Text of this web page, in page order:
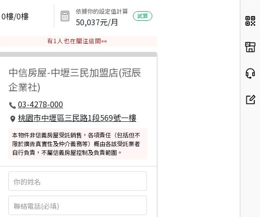
0樓/0樓 依據你的設定值計算
50,037元/月
試算
有1 人也在關注這間👀
中信房屋-中壢三民加盟店(冠辰
企業社)
03-4278-000
桃園市中壢區三民路1段569號一樓
本物件非信義房屋受託銷售，各項責任（包括但不
限於廣告真實性及仲介義務等）概由各該受託業者
自行負責，不屬信義房屋控制及負責範圍。